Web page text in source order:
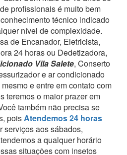
profissionais é muito bem
técnico indicado
nível de complexidade.
de Encanador, Eletricista,
24 horas ou Dedetizadora,
Vila Salete, Conserto
e ar condicionado
e entre em contato com
teremos o maior prazer em
também não precisa se
poisAtendemos 24 horas
serviços aos sábados,
a qualquer horário
situações com insetos